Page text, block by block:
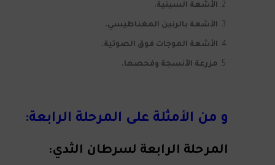
الأشعة السينية.
الأشعة بالرنين المغناطيسي.
الأشعة الموجات فوق الصوتية.
مزرعة الأنسجة وفحصها.
و من الأمثلة على المرحلة الرابعة:
المرحلة الرابعة لسرطان الثدي: